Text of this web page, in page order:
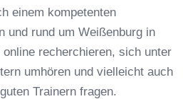
einem kompetenten
und rund um Weißenburg in
online recherchieren, sich unter
umhören und vielleicht auch
Trainern fragen.